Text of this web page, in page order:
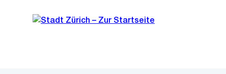
Navigation
Sprunglink